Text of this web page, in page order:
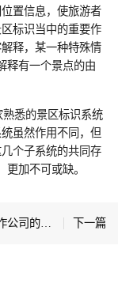
置信息，使旅游者
标识当中的重要作
释，某一种特殊情
释有一个景点的由
悉的景区标识系统
虽然作用不同，但
个子系统的共同存
加不可或缺。
下一篇